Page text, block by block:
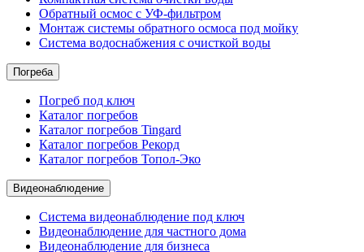
Обратный осмос c УФ-фильтром
Монтаж системы обратного осмоса под мойку
Система водоснабжения с очисткой воды
Погреба
Погреб под ключ
Каталог погребов
Каталог погребов Tingard
Каталог погребов Рекорд
Каталог погребов Топол-Эко
Видеонаблюдение
Система видеонаблюдение под ключ
Видеонаблюдение для частного дома
Видеонаблюдение для бизнеса